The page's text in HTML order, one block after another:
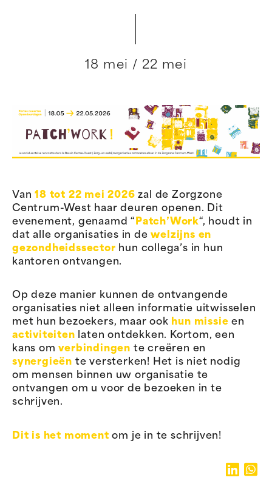
18 mei / 22 mei
Van18 tot 22 mei 2026 zal de Zorgzone
Centrum-West haar deuren openen. Dit
evenement, genaamd “Patch’Work“, houdt in
dat alle organisaties in dewelzijns en
gezondheidssector hun collega’s in hun
kantoren ontvangen.
Op deze manier kunnen de ontvangende
organisaties niet alleen informatie uitwisselen
met hun bezoekers, maar ook hun missie en
activiteiten laten ontdekken. Kortom, een
kans omverbindingen te creëren en
synergieën te versterken! Het is niet nodig
om mensen binnen uw organisatie te
ontvangen om u voor de bezoeken in te
schrijven.
Dit is het moment om je in te schrijven!